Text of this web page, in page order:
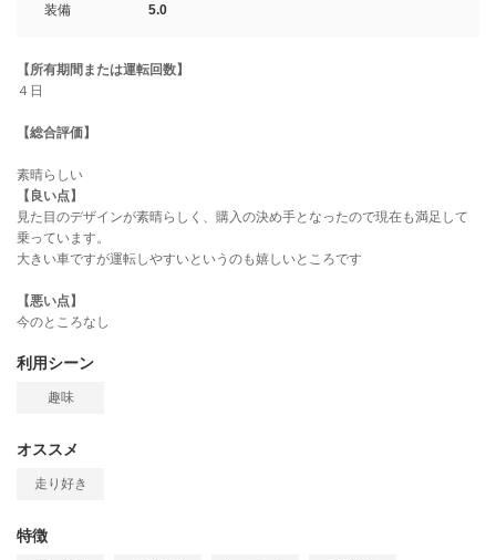
装備
5.0
【所有期間または運転回数】
４日
【総合評価】
素晴らしい
【良い点】
見た目のデザインが素晴らしく、購入の決め手となったので現在も満足して
乗っています。
大きい車ですが運転しやすいというのも嬉しいところです
【悪い点】
今のところなし
利用シーン
趣味
オススメ
走り好き
特徴